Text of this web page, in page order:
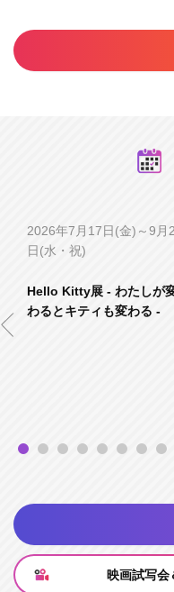
2026年7月17日(金)～9月
日(水・祝)
Hello Kitty展 - わたしが
わるとキティも変わる -
映画試写会